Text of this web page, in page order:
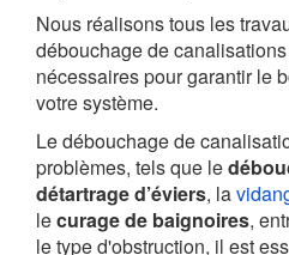
Nous réalisons tous les
débouchage de
nécessaires pour garantir le
votre système.
Le débouchage de
problèmes, tels que le
détartrage d’éviers, la
lecurage de baignoires,
le type d'obstruction, il est